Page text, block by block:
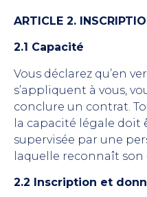
ARTICLE 2.
2.1 Capacité
Vous déclarez qu’en
s’appliquent à vous,
conclure un contrat.
la capacité légale
supervisée par une
laquelle reconnaît son
2.2 Inscription et